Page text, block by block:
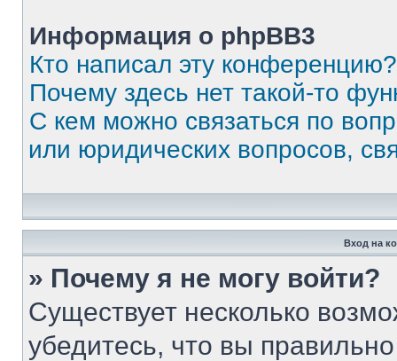
Информация о phpBB3
Кто написал эту конференцию?
Почему здесь нет такой-то
С кем можно связаться по
или юридических вопросов,
Вход на
» Почему я не могу войти?
Существует несколько
убедитесь, что вы